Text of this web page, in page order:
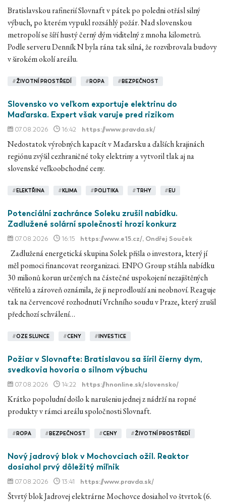
Bratislavskou rafinerií Slovnaft v pátek po poledni otřásl silný
výbuch, po kterém vypukl rozsáhlý požár. Nad slovenskou
metropolí se šíří hustý černý dým viditelný z mnoha kilometrů.
Podle serveru Denník N byla rána tak silná, že rozvibrovala budovy
v širokém okolí areálu.
#ŽIVOTNÍ PROSTŘEDÍ # ROPA # BEZPEČNOST
Slovensko vo veľkom exportuje elektrinu do
Maďarska. Expert však varuje pred rizikom
07.08.2026 16:42 https://www.pravda.sk/
Nedostatok výrobných kapacít v Maďarsku a ďalších krajinách
regiónu zvýšil cezhraničné toky elektriny a vytvoril tlak aj na
slovenské veľkoobchodné ceny.
# ELEKTŘINA # KLIMA # POLITIKA #TRHY # EU
Potenciální zachránce Soleku zrušil nabídku.
Zadlužené solární společnosti hrozí konkurz
07.08.2026 16:15 https://www.e15.cz/, Ondřej Souček
Zadlužená energetická skupina Solek přišla o investora, který jí
měl pomoci financovat reorganizaci. ENPO Group stáhla nabídku
30 milionů korun určených na částečné uspokojení nezajištěných
věřitelů a zároveň oznámila, že ji neprodlouží ani neobnoví. Reaguje
tak na červencové rozhodnutí Vrchního soudu v Praze, který zrušil
předchozí schválení…
#OZE SLUNCE #CENY # INVESTICE
Požiar v Slovnafte: Bratislavou sa šíril čierny dym,
svedkovia hovoria o silnom výbuchu
07.08.2026 14:22 https://hnonline.sk/slovensko/
Krátko popoludní došlo k narušeniu jednej z nádrží na ropné
produkty v rámci areálu spoločnosti Slovnaft.
# ROPA # BEZPEČNOST #CENY #ŽIVOTNÍ PROSTŘEDÍ
Nový jadrový blok v Mochovciach ožil. Reaktor
dosiahol prvý dôležitý míľnik
07.08.2026 13:41 https://www.pravda.sk/
Štvrtý blok Jadrovej elektrárne Mochovce dosiahol vo štvrtok (6.